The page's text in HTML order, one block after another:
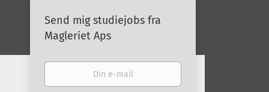
Send mig studiejobs fra
Magleriet Aps
Din